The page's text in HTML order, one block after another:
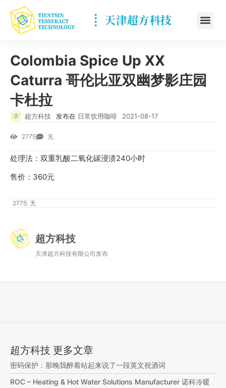
Colombia Spice Up XX
Caturra 哥伦比亚双幽梦影庄园
卡杜拉
超方科技 发布在 日常饮用咖啡 2021-08-17
2775 无
处理法：双重乳酸二氧化碳浸渍240小时
售价：360元
2775 无
超方科技
天津超方科技有限公司发布
超方科技 更多文章
密码保护：那晚我醉着站起来说了一段英文祝酒词
ROC – Heating & Hot Water Solutions Manufacturer 诺科冷暖